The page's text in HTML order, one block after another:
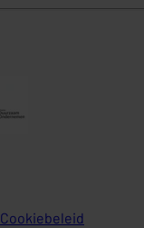
Cookiebeleid